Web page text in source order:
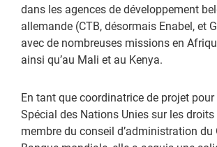
dans les agences de développement
allemande (CTB, désormais Enabel, et
avec de nombreuses missions en
ainsi qu’au Mali et au Kenya.
En tant que coordinatrice de projet
Spécial des Nations Unies sur les droits
membre du conseil d’administration du